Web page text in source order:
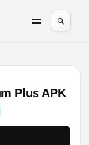
Plus APK